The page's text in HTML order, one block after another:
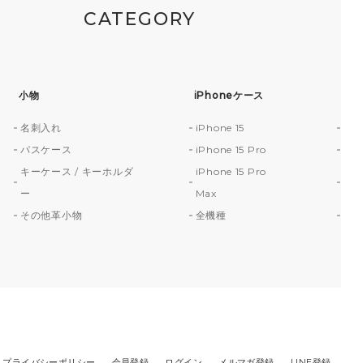
CATEGORY
小物
名刺入れ
パスケース
キーケース / キーホルダ
ー
その他革小物
iPhoneケース
iPhone 15
iPhone 15 Pro
iPhone 15 Pro
Max
全機種